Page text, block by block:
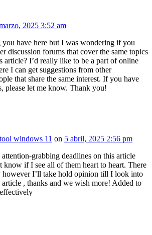
2025 3:52 am
have here but I was wondering if you
discussion forums that cover the same topics
article? I’d really like to be a part of online
I can get suggestions from other
that share the same interest. If you have
please let me know. Thank you!
windows 11 on 5 abril, 2025 2:56 pm
attention-grabbing deadlines on this article
know if I see all of them heart to heart. There
however I’ll take hold opinion till I look into
, thanks and we wish more! Added to